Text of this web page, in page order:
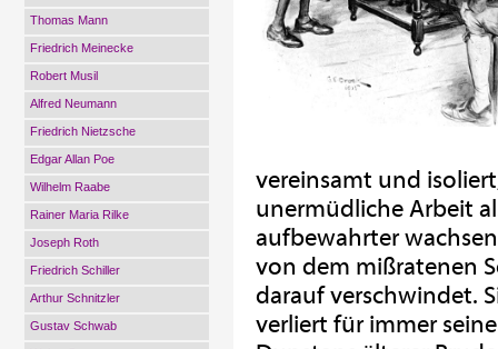
Thomas Mann
Friedrich Meinecke
Robert Musil
Alfred Neumann
Friedrich Nietzsche
Edgar Allan Poe
Wilhelm Raabe
Rainer Maria Rilke
Joseph Roth
Friedrich Schiller
Arthur Schnitzler
Gustav Schwab
vereinsamt und
unermüdliche Arbeit
aufbewahrter
von dem mißratenen
darauf verschwindet.
verliert für immer